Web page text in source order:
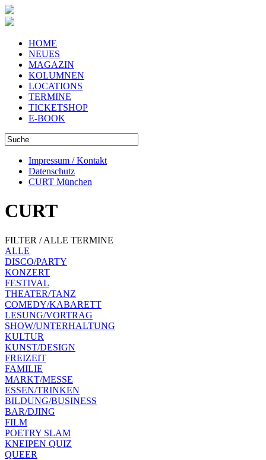
HOME
NEUES
MAGAZIN
KOLUMNEN
LOCATIONS
TERMINE
TICKETSHOP
E-BOOK
Impressum / Kontakt
Datenschutz
CURT München
CURT
FILTER / ALLE TERMINE
ALLE
DISCO/PARTY
KONZERT
FESTIVAL
THEATER/TANZ
COMEDY/KABARETT
LESUNG/VORTRAG
SHOW/UNTERHALTUNG
KULTUR
KUNST/DESIGN
FREIZEIT
FAMILIE
MARKT/MESSE
ESSEN/TRINKEN
BILDUNG/BUSINESS
BAR/DJING
FILM
POETRY SLAM
KNEIPEN QUIZ
QUEER